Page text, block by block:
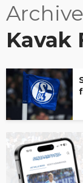
Archive
Kavak